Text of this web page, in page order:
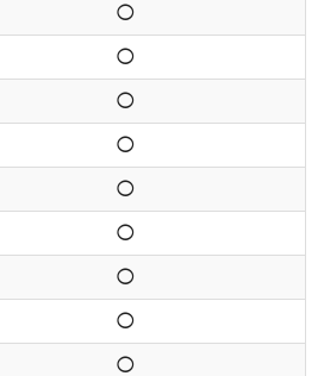
◯
◯
◯
◯
◯
◯
◯
◯
◯